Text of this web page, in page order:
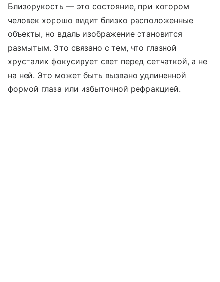
Близорукость — это состояние, при котором
человек хорошо видит близко расположенные
объекты, но вдаль изображение становится
размытым. Это связано с тем, что глазной
хрусталик фокусирует свет перед сетчаткой, а не
на ней. Это может быть вызвано удлиненной
формой глаза или избыточной рефракцией.